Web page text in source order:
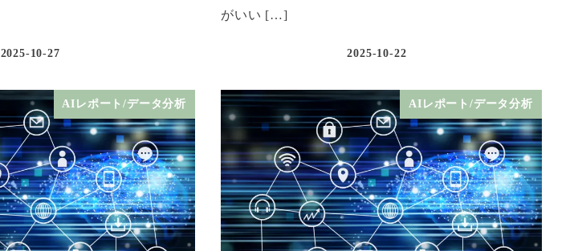
2025-10-27
がいい […]
2025-10-22
AIレポート/データ分析 AIレポート/データ分析